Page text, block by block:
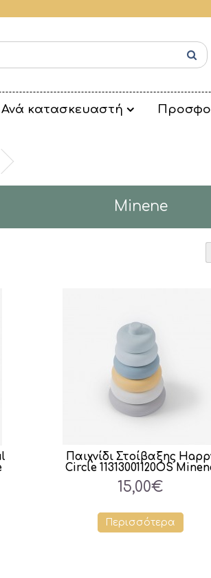
Ανά κατασκευαστή
Minene
Παιχνίδι Στοίβαξης
Circle 11313001120OS
15,00€
Περισσότερα